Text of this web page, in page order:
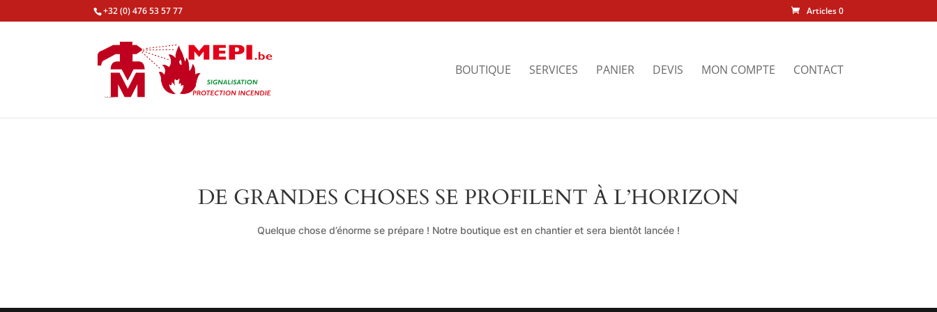
+32 (0) 476 53 57 77 Articles 0
BOUTIQUE SERVICES PANIER DEVIS MON COMPTE CONTACT
DE GRANDES CHOSES SE PROFILENT À L’HORIZON
Quelque chose d’énorme se prépare ! Notre boutique est en chantier et sera bientôt lancée !